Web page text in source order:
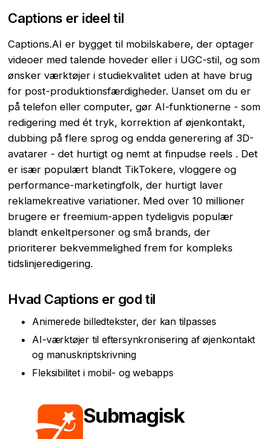
Captions er ideel til
Captions.AI er bygget til mobilskabere, der optager
videoer med talende hoveder eller i UGC-stil, og som
ønsker værktøjer i studiekvalitet uden at have brug
for post-produktionsfærdigheder. Uanset om du er
på telefon eller computer, gør AI-funktionerne - som
redigering med ét tryk, korrektion af øjenkontakt,
dubbing på flere sprog og endda generering af 3D-
avatarer - det hurtigt og nemt at finpudse reels . Det
er især populært blandt TikTokere, vloggere og
performance-marketingfolk, der hurtigt laver
reklamekreative variationer. Med over 10 millioner
brugere er freemium-appen tydeligvis populær
blandt enkeltpersoner og små brands, der
prioriterer bekvemmelighed frem for kompleks
tidslinjeredigering.
Hvad Captions er god til
Animerede billedtekster, der kan tilpasses
AI-værktøjer til eftersynkronisering af øjenkontakt
og manuskriptskrivning
Fleksibilitet i mobil- og webapps
Submagisk